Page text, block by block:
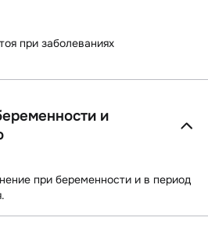
при заболеваниях
и
при беременности и в период